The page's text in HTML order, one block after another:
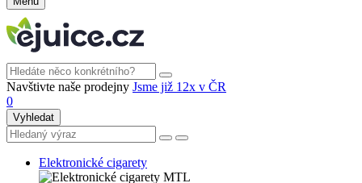
Navštivte naše prodejny Jsme již 12x v ČR
0
Vyhledat
Elektronické cigarety